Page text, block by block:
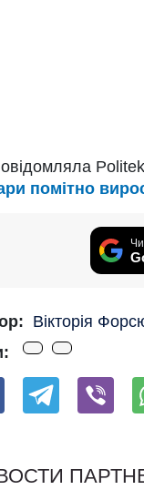
помітно
Вікторія